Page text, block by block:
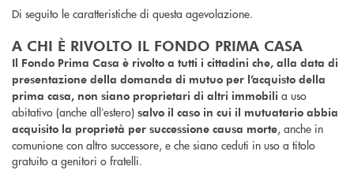
Di seguito le caratteristiche di questa agevolazione.
A CHI È RIVOLTO IL FONDO PRIMA CASA
Il Fondo Prima Casa è rivolto a tutti i cittadini che, alla data di
presentazione della domanda di mutuo per l’acquisto della
prima casa, non siano proprietari di altri immobili a uso
abitativo (anche all’estero) salvo il caso in cui il mutuatario abbia
acquisito la proprietà per successione causa morte, anche in
comunione con altro successore, e che siano ceduti in uso a titolo
gratuito a genitori o fratelli.